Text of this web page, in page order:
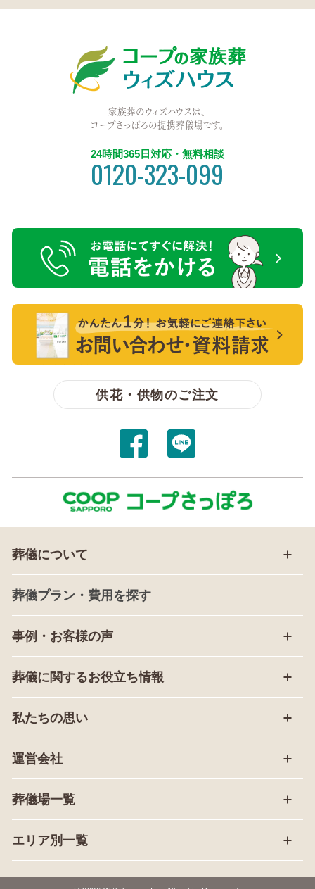
家族葬のウィズハウスは、
コープさっぽろの提携葬儀場です。
24時間365日対応・無料相談
0120-323-099
電話をかける【無料】
【無料】資料請求・お問い合わせ
供花・供物のご注文
葬儀について
葬儀プラン・費用を探す
事例・お客様の声
葬儀に関するお役立ち情報
私たちの思い
運営会社
葬儀場一覧
エリア別一覧